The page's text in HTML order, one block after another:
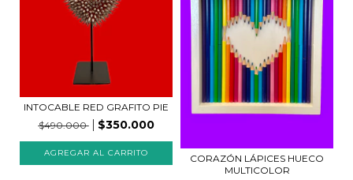
INTOCABLE RED GRAFITO PIE
$490.000
$350.000
CORAZÓN LÁPICES HUECO
MULTICOLOR